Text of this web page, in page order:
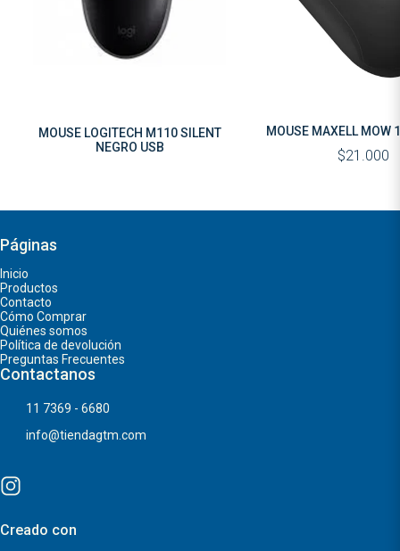
MOUSE LOGITECH M110 SILENT
NEGRO USB
MOUSE MAXELL MOW
$21.000
Páginas
Inicio
Productos
Contacto
Cómo Comprar
Quiénes somos
Política de devolución
Preguntas Frecuentes
Contactanos
11 7369 - 6680
info@tiendagtm.com
Creado con